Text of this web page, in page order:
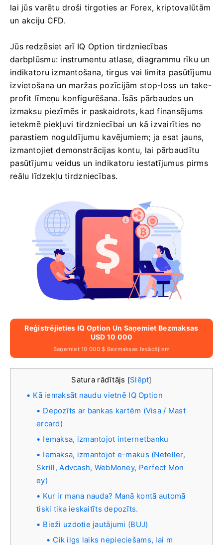
lai jūs varētu droši tirgoties ar Forex, kriptovalūtām
un akciju CFD.
Jūs redzēsiet arī IQ Option tirdzniecības
darbplūsmu: instrumentu atlase, diagrammu rīku un
indikatoru izmantošana, tirgus vai limita pasūtījumu
izvietošana un maržas pozīcijām stop-loss un take-
profit līmeņu konfigurēšana. Īsās pārbaudes un
izmaksu piezīmēs ir paskaidrots, kad finansējums
ietekmē piekļuvi tirdzniecībai un kā izvairīties no
parastiem noguldījumu kavējumiem; ja esat jauns,
izmantojiet demonstrācijas kontu, lai pārbaudītu
pasūtījumu veidus un indikatoru iestatījumus pirms
reālu līdzekļu tirdzniecības.
Reģistrējieties IQ Option Un Saņemiet Bezmaksas
USD 10 000
Saņemiet 10 000 $ Bezmaksas Iesācējiem
Satura rādītājs [Slēpt]
Kā iemaksāt naudu vietnē IQ Option
Depozīts ar bankas kartēm (Visa / Mast
ercard)
Iemaksa, izmantojot internetbanku
Iemaksa, izmantojot e-makus (Neteller,
Skrill, Advcash, WebMoney, Perfect Mon
ey)
Kur ir mana nauda? Manā kontā automā
tiski tika ieskaitīts depozīts.
Bieži uzdotie jautājumi (BUJ)
Cik ilgs laiks nepieciešams, lai m